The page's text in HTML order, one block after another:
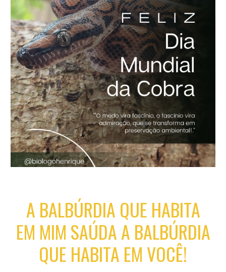
A BALBÚRDIA QUE HABITA
EM MIM SAÚDA A BALBÚRDIA
QUE HABITA EM VOCÊ!